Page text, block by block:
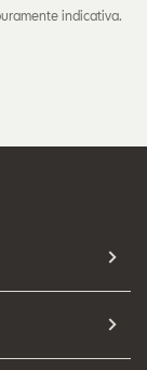
indicativa.